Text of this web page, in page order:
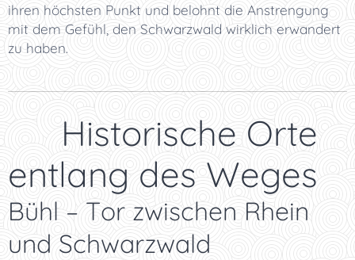
ihren höchsten Punkt und belohnt die Anstrengung
mit dem Gefühl, den Schwarzwald wirklich erwandert
zu haben.
🏰 Historische Orte
entlang des Weges
Bühl – Tor zwischen Rhein
und Schwarzwald